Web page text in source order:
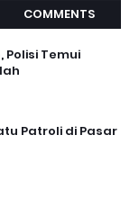
COMMENTS
Polisi Temui
Patroli di Pasar